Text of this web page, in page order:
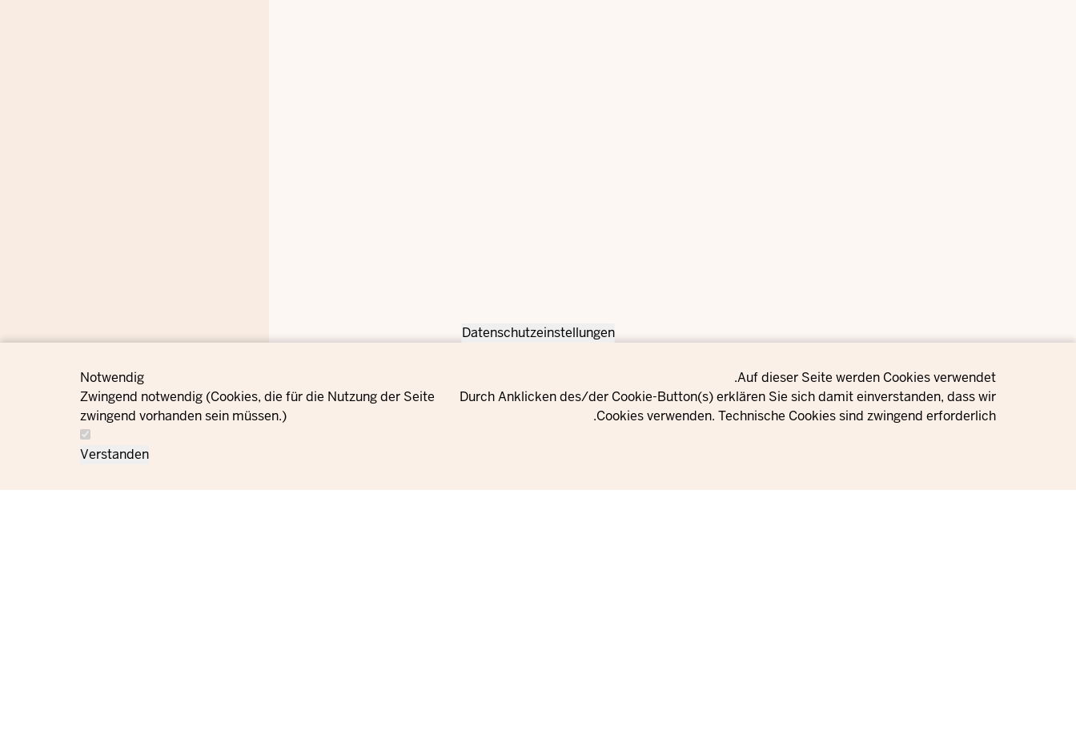
Privacy settings
Datenschutzeinstellungen
Auf dieser Seite werden Cookies verwendet.
Durch Anklicken des/der Cookie-Button(s) erklären Sie sich damit einverstanden, dass wir
Cookies verwenden. Technische Cookies sind zwingend erforderlich.
Notwendig
Zwingend notwendig (Cookies, die für die Nutzung der Seite
zwingend vorhanden sein müssen.)
Verstanden